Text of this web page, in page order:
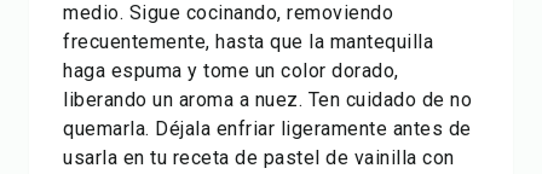
medio. Sigue cocinando, removiendo
frecuentemente, hasta que la mantequilla
haga espuma y tome un color dorado,
liberando un aroma a nuez. Ten cuidado de no
quemarla. Déjala enfriar ligeramente antes de
usarla en tu receta de pastel de vainilla con